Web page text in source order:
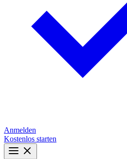
Anmelden
Kostenlos starten